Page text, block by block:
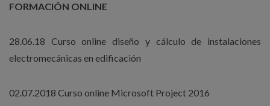
FORMACIÓN ONLINE
28.06.18 Curso online diseño y cálculo de instalaciones
electromecánicas en edificación
02.07.2018 Curso online Microsoft Project 2016